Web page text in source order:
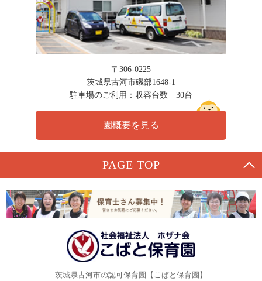
〒306-0225
茨城県古河市磯部1648-1
駐車場のご利用：収容台数 30台
園概要を見る
PAGE TOP
茨城県古河市の認可保育園【こばと保育園】